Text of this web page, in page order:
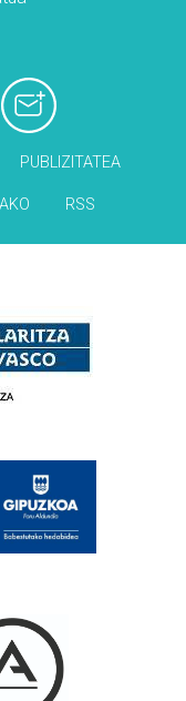
PUBLIZITATEA
RSS